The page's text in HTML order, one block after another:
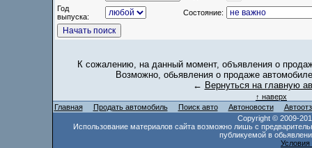
Год
выпуска:
Состояние:
К сожалению, на данный момент, объявления о
Возможно, обьявления о продаже
← Вернуться на главную
↑ наверх
Главная
Продать автомобиль Поиск авто Автоновости
Copyright © 2009-
Использование материалов сайта возможно лишь с
публикуемой в
Условия